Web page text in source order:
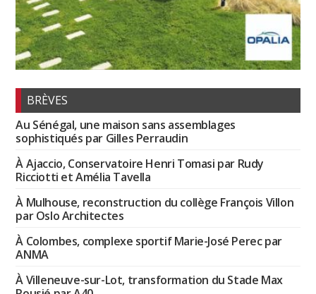
BRÈVES
Au Sénégal, une maison sans assemblages
sophistiqués par Gilles Perraudin
À Ajaccio, Conservatoire Henri Tomasi par Rudy
Ricciotti et Amélia Tavella
À Mulhouse, reconstruction du collège François Villon
par Oslo Architectes
À Colombes, complexe sportif Marie-José Perec par
ANMA
À Villeneuve-sur-Lot, transformation du Stade Max